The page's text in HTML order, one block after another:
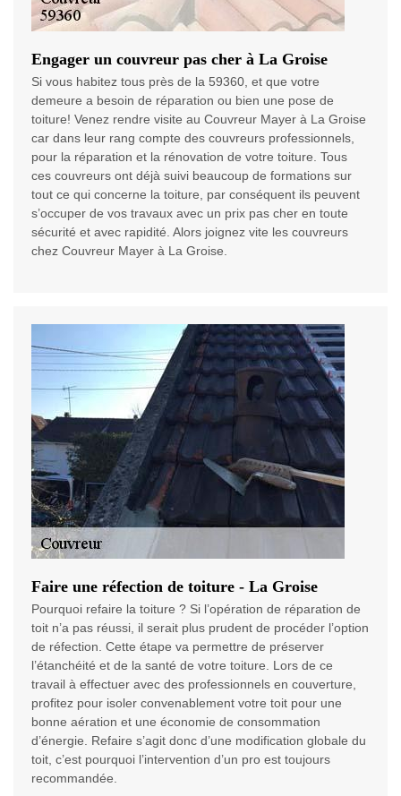
Engager un couvreur pas cher à La Groise
Si vous habitez tous près de la 59360, et que votre
demeure a besoin de réparation ou bien une pose de
toiture! Venez rendre visite au Couvreur Mayer à La Groise
car dans leur rang compte des couvreurs professionnels,
pour la réparation et la rénovation de votre toiture. Tous
ces couvreurs ont déjà suivi beaucoup de formations sur
tout ce qui concerne la toiture, par conséquent ils peuvent
s’occuper de vos travaux avec un prix pas cher en toute
sécurité et avec rapidité. Alors joignez vite les couvreurs
chez Couvreur Mayer à La Groise.
Faire une réfection de toiture - La Groise
Pourquoi refaire la toiture ? Si l’opération de réparation de
toit n’a pas réussi, il serait plus prudent de procéder l’option
de réfection. Cette étape va permettre de préserver
l’étanchéité et de la santé de votre toiture. Lors de ce
travail à effectuer avec des professionnels en couverture,
profitez pour isoler convenablement votre toit pour une
bonne aération et une économie de consommation
d’énergie. Refaire s’agit donc d’une modification globale du
toit, c’est pourquoi l’intervention d’un pro est toujours
recommandée.